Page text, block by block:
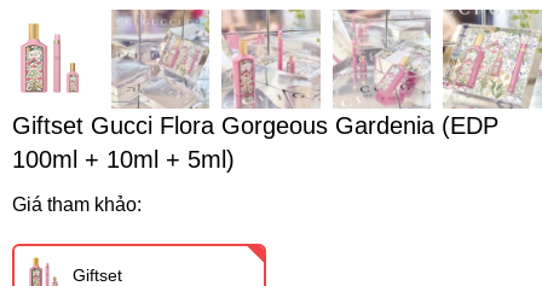
Giftset Gucci Flora Gorgeous Gardenia (EDP
100ml + 10ml + 5ml)
Giá tham khảo:
Giftset